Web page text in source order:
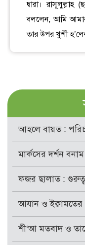
দ্বারা।
বললেন, আমি আমার
তার উপর খুশী
আহলে বায়ত :
মার্কসের দর্শন
ফজর ছালাত :
আযান ও
শী‘আ মতবাদ ও